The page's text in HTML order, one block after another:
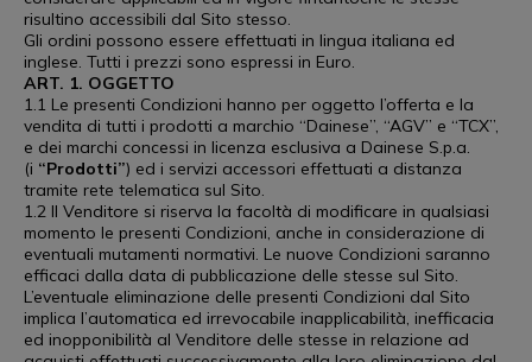
risultino accessibili dal Sito stesso.
Gli ordini possono essere effettuati in lingua italiana ed
inglese. Tutti i prezzi sono espressi in Euro.
ART. 1. OGGETTO
1.1 Le presenti Condizioni hanno per oggetto l’offerta e la
vendita di tutti i prodotti a marchio “Dainese”, “AGV” e “TCX”,
e dei marchi concessi in licenza esclusiva a Dainese S.p.a.
(i “Prodotti”) ed i servizi accessori effettuati a distanza
tramite rete telematica sul Sito.
1.2 Il Venditore si riserva la facoltà di modificare in qualsiasi
momento le presenti Condizioni, anche in considerazione di
eventuali mutamenti normativi. Le nuove Condizioni saranno
efficaci dalla data di pubblicazione delle stesse sul Sito.
L’eventuale eliminazione delle presenti Condizioni dal Sito
implica l’automatica ed irrevocabile inapplicabilità, inefficacia
ed inopponibilità al Venditore delle stesse in relazione ad